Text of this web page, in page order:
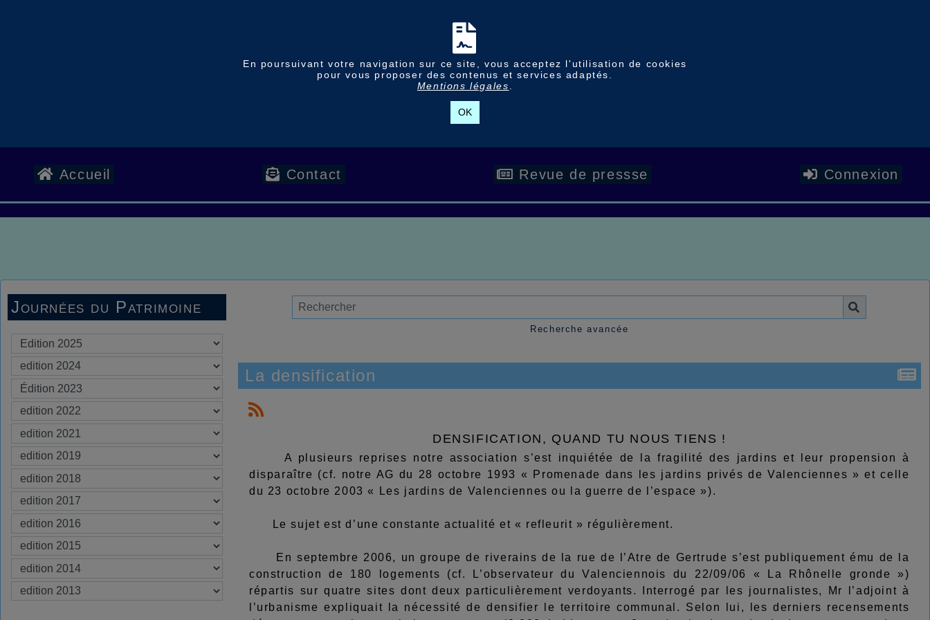
En poursuivant votre navigation sur ce site, vous acceptez l'utilisation de cookies
pour vous proposer des contenus et services adaptés.
Mentions légales
OK
Accueil Contact Revue de pressse Connexion
Journées du Patrimoine
Recherche avancée
La densification
DENSIFICATION, QUAND TU NOUS TIENS !
A plusieurs reprises notre association s’est inquiétée de la fragilité des jardins et leur propension à
disparaître (cf. notre AG du 28 octobre 1993 « Promenade dans les jardins privés de Valenciennes » et celle
du 23 octobre 2003 « Les jardins de Valenciennes ou la guerre de l’espace »).
Le sujet est d’une constante actualité et « refleurit » régulièrement.
En septembre 2006, un groupe de riverains de la rue de l’Atre de Gertrude s’est publiquement ému de la
construction de 180 logements (cf. L’observateur du Valenciennois du 22/09/06 « La Rhônelle gronde »)
répartis sur quatre sites dont deux particulièrement verdoyants. Interrogé par les journalistes, Mr l’adjoint à
l’urbanisme expliquait la nécessité de densifier le territoire communal. Selon lui, les derniers recensements